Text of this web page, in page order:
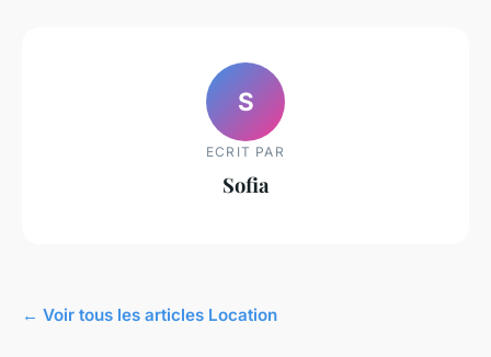
S
ECRIT PAR
Sofia
← Voir tous les articles Location